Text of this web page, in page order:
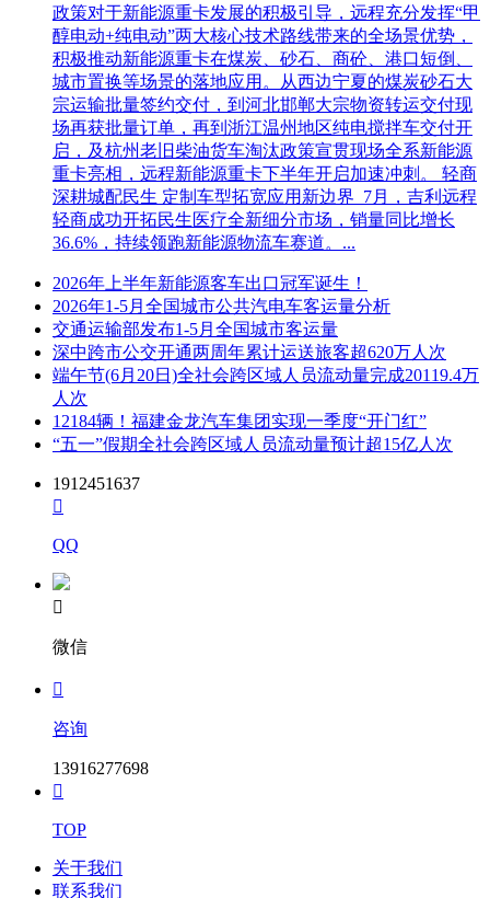
政策对于新能源重卡发展的积极引导，远程充分发挥“甲
醇电动+纯电动”两大核心技术路线带来的全场景优势，
积极推动新能源重卡在煤炭、砂石、商砼、港口短倒、
城市置换等场景的落地应用。从西边宁夏的煤炭砂石大
宗运输批量签约交付，到河北邯郸大宗物资转运交付现
场再获批量订单，再到浙江温州地区纯电搅拌车交付开
启，及杭州老旧柴油货车淘汰政策宣贯现场全系新能源
重卡亮相，远程新能源重卡下半年开启加速冲刺。 轻商
深耕城配民生 定制车型拓宽应用新边界 7月，吉利远程
轻商成功开拓民生医疗全新细分市场，销量同比增长
36.6%，持续领跑新能源物流车赛道。...
2026年上半年新能源客车出口冠军诞生！
2026年1-5月全国城市公共汽电车客运量分析
交通运输部发布1-5月全国城市客运量
深中跨市公交开通两周年累计运送旅客超620万人次
端午节(6月20日)全社会跨区域人员流动量完成20119.4万
人次
12184辆！福建金龙汽车集团实现一季度“开门红”
“五一”假期全社会跨区域人员流动量预计超15亿人次
1912451637

QQ

微信

咨询
13916277698

TOP
关于我们
联系我们